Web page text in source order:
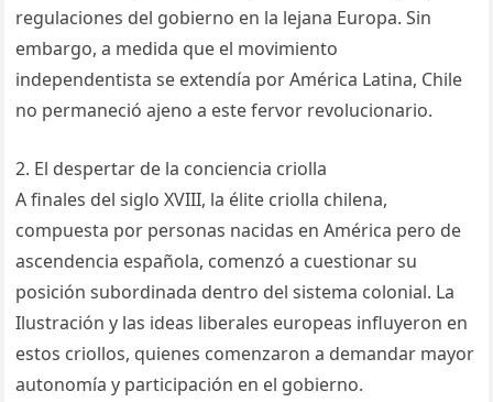
regulaciones del gobierno en la lejana Europa. Sin
embargo, a medida que el movimiento
independentista se extendía por América Latina, Chile
no permaneció ajeno a este fervor revolucionario.
2. El despertar de la conciencia criolla
A finales del siglo XVIII, la élite criolla chilena,
compuesta por personas nacidas en América pero de
ascendencia española, comenzó a cuestionar su
posición subordinada dentro del sistema colonial. La
Ilustración y las ideas liberales europeas influyeron en
estos criollos, quienes comenzaron a demandar mayor
autonomía y participación en el gobierno.